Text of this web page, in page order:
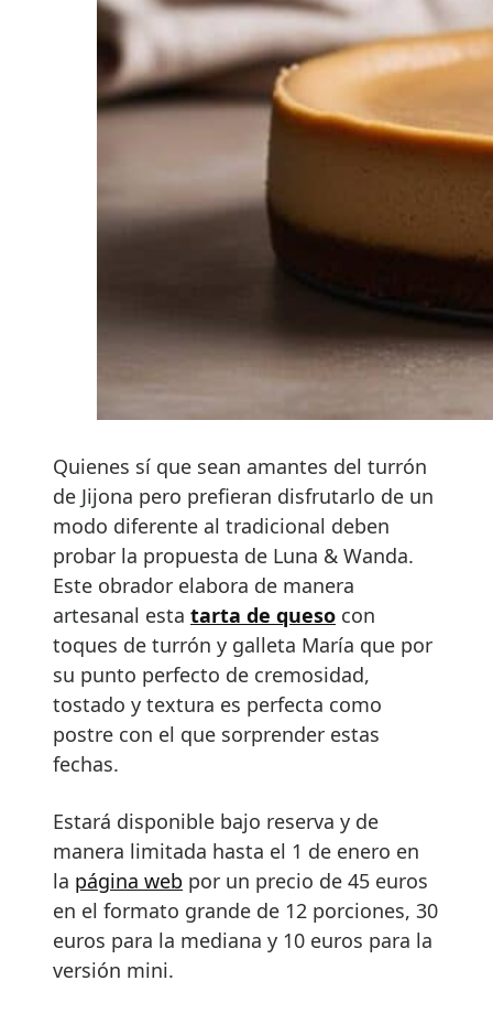
Quienes sí que sean amantes del turrón
de Jijona pero prefieran disfrutarlo de un
modo diferente al tradicional deben
probar la propuesta de Luna & Wanda.
Este obrador elabora de manera
artesanal esta tarta de queso con
toques de turrón y galleta María que por
su punto perfecto de cremosidad,
tostado y textura es perfecta como
postre con el que sorprender estas
fechas.
Estará disponible bajo reserva y de
manera limitada hasta el 1 de enero en
la página web por un precio de 45 euros
en el formato grande de 12 porciones, 30
euros para la mediana y 10 euros para la
versión mini.